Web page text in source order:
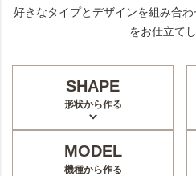
好きなタイプとデザインを組み合
をお仕立てし
SHAPE
形状から作る
MODEL
機種から作る